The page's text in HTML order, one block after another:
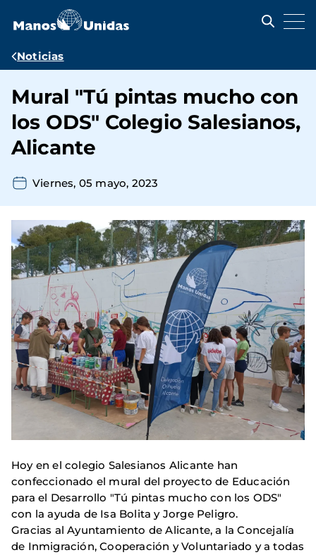
contenido
Ruta
navegación
Noticias
Mural "Tú pintas mucho con
los ODS" Colegio Salesianos,
Alicante
Viernes, 05 mayo, 2023
Hoy en el colegio Salesianos Alicante han
confeccionado el mural del proyecto de Educación
para el Desarrollo "Tú pintas mucho con los ODS"
con la ayuda de Isa Bolita y Jorge Peligro.
Gracias al Ayuntamiento de Alicante, a la Concejalía
de Inmigración, Cooperación y Voluntariado y a todas